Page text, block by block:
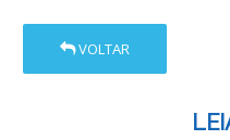
VOLTAR